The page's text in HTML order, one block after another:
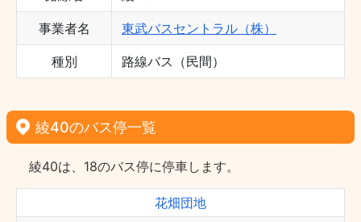
事業者名 東武バスセントラル（株）
種別 路線バス（民間）
綾40のバス停一覧
綾40は、18のバス停に停車します。
花畑団地